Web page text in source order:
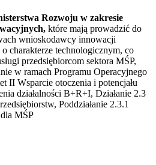
Rozwoju w zakresie
które mają prowadzić do
wnioskodawcy innowacji
charakterze technologicznym, co
przedsiębiorcom sektora MŚP,
w ramach Programu Operacyjnego
II Wsparcie otoczenia i potencjału
działalności B+R+I, Działanie 2.3
Poddziałanie 2.3.1
MŚP